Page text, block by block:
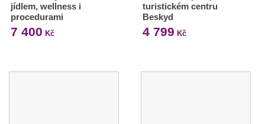
jídlem, wellness i
procedurami
7 400 Kč
turistickém centru
Beskyd
4 799 Kč